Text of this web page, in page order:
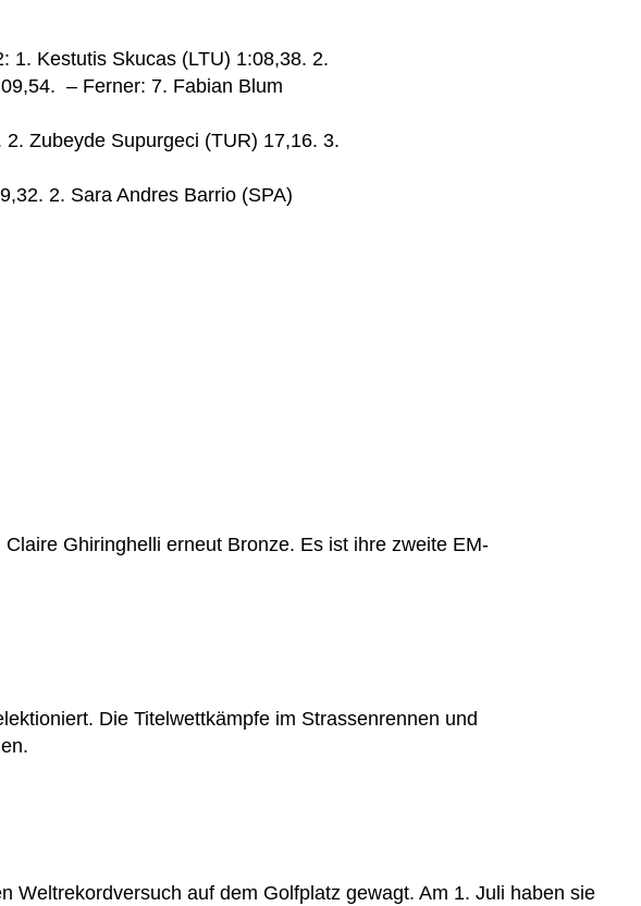
1. Kestutis Skucas (LTU) 1:08,38. 2.
– Ferner: 7. Fabian Blum
Zubeyde Supurgeci (TUR) 17,16. 3.
2. Sara Andres Barrio (SPA)
Ghiringhelli erneut Bronze. Es ist ihre zweite EM-
Die Titelwettkämpfe im Strassenrennen und
Weltrekordversuch auf dem Golfplatz gewagt. Am 1. Juli haben sie